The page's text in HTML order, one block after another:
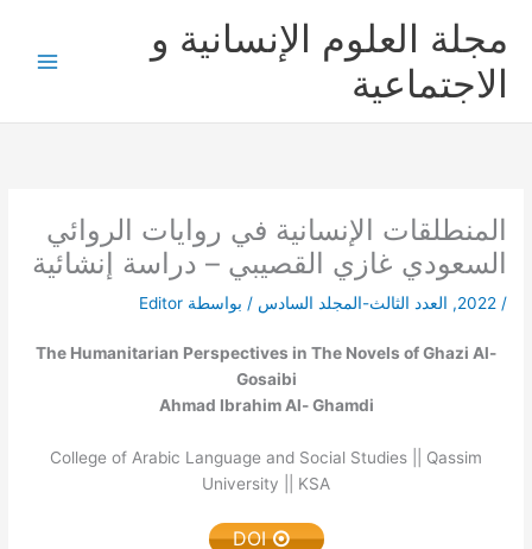
المحتوى
مجلة العلوم الإنسانية و
الاجتماعية
المنطلقات الإنسانية في روايات الروائي
السعودي غازي القصيبي – دراسة إنشائية
/
2022
, العدد الثالث-المجلد السادس / بواسطة Editor
The Humanitarian Perspectives in The Novels of Ghazi Al-
Gosaibi
Ahmad Ibrahim Al- Ghamdi
College of Arabic Language and Social Studies || Qassim
University || KSA
DOI